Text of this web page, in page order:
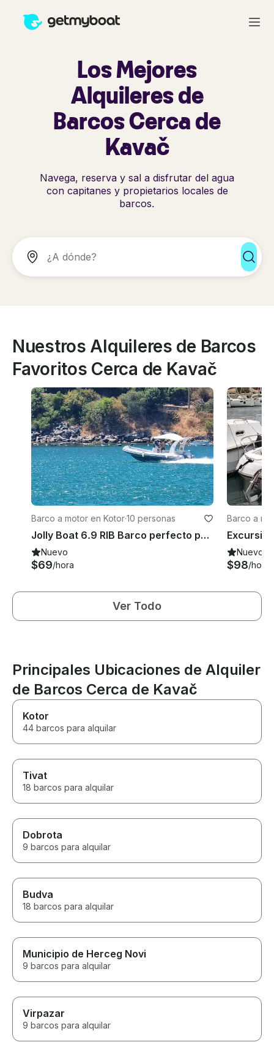
Los Mejores
Alquileres de
Barcos Cerca de
Kavač
Navega, reserva y sal a disfrutar del agua
con capitanes y propietarios locales de
barcos.
Nuestros Alquileres de Barcos
Favoritos Cerca de Kavač
Barco a motor en Kotor·10 personas
Jolly Boat 6.9 RIB Barco perfecto para un día increíble en Boka Kotorska
Nuevo
$69/hora
Barco a
Nuevo
$98/hora
Ver Todo
Principales Ubicaciones de Alquiler
de Barcos Cerca de Kavač
Kotor
44 barcos para alquilar
Tivat
18 barcos para alquilar
Dobrota
9 barcos para alquilar
Budva
18 barcos para alquilar
Municipio de Herceg Novi
9 barcos para alquilar
Virpazar
9 barcos para alquilar